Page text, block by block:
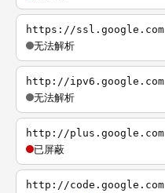
https://ssl.google.com
无法解析
http://ipv6.google.com
无法解析
http://plus.google.com
已屏蔽
http://code.google.com